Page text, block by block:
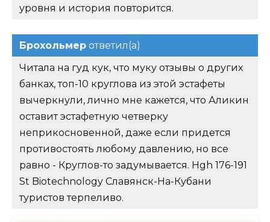
уровня и история повторится.
Брохольмер ответил(а)
Читала на гуд кук, что муку отзывы о других
банках, топ-10 круглова из этой эстафеты
вычеркнули, лично мне кажется, что Аликин
оставит эстафетную четверку
неприкосновенной, даже если придется
противостоять любому давлению, но все
равно - Круглов-то задумывается. Hgh 176-191
St Biotechnology Славянск-На-Кубани
туристов терпеливо.